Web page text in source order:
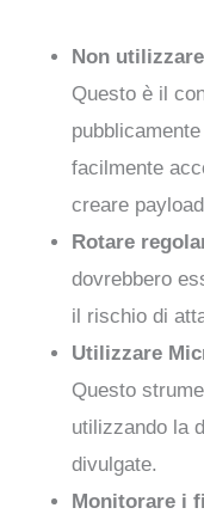
Non
Questo è il
facilmente
creare
Rotare
dovrebbero
il rischio di
Utilizzare
Questo
utilizzando la
divulgate.
Monitorare i